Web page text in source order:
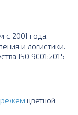
с 2001 года,
и логистики.
ISO 9001:2015
режем цветной